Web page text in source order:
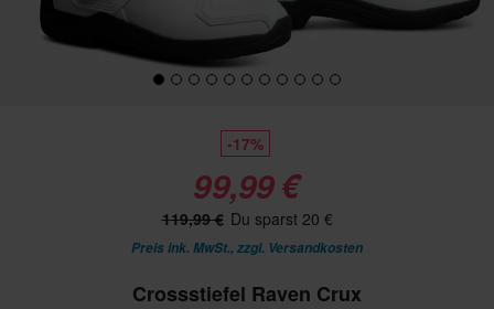
-17%
99,99 €
119,99 € Du sparst 20 €
Preis ink. MwSt., zzgl. Versandkosten
Crossstiefel Raven Crux